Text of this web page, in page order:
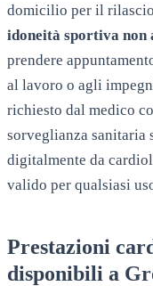
domicilio per il
idoneità sportiva non
prendere
al lavoro o agli
richiesto dal medico
sorveglianza
digitalmente da
valido per qualsiasi
Prestazioni
disponibili a